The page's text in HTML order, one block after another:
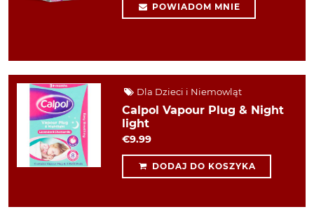
POWIADOM MNIE
Dla Dzieci i Niemowląt
Calpol Vapour Plug & Night
light
€9.99
DODAJ DO KOSZYKA